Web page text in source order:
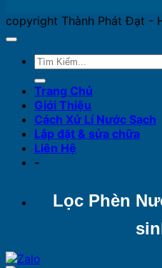
copyright Thành Phát Đạt -
Trang Chủ
Giới Thiệu
Cách Xử Lí Nước Sạch
Lắp đặt & sửa chữa
Liên Hệ
-
Lọc Phèn